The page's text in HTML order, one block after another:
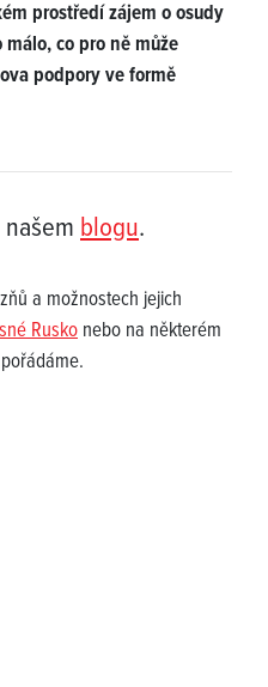
prostředí zájem o osudy
co pro ně může
podpory ve formě
blogu.
a možnostech jejich
Rusko nebo na některém